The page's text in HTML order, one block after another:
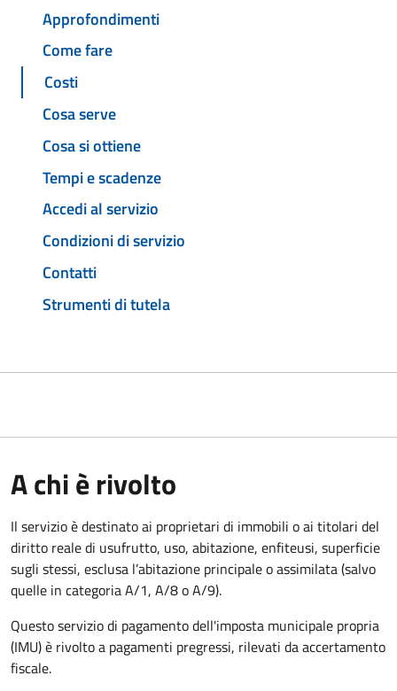
Approfondimenti
Come fare
Costi
Cosa serve
Cosa si ottiene
Tempi e scadenze
Accedi al servizio
Condizioni di servizio
Contatti
Strumenti di tutela
A chi è rivolto
Il servizio è destinato ai proprietari di immobili o ai titolari del
diritto reale di usufrutto, uso, abitazione, enfiteusi, superficie
sugli stessi, esclusa l’abitazione principale o assimilata (salvo
quelle in categoria A/1, A/8 o A/9).
Questo servizio di pagamento dell'imposta municipale propria
(IMU) è rivolto a pagamenti pregressi, rilevati da accertamento
fiscale.